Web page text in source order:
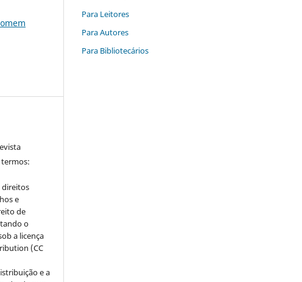
direitos
e
de
o
a licença
(CC
e a
Para Leitores
Para Autores
Para Bibliotecários